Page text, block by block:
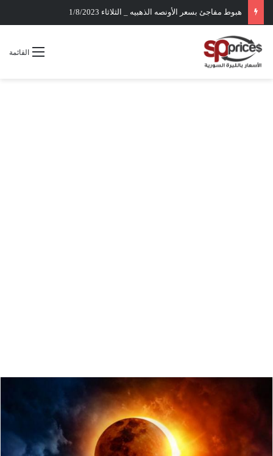
هبوط مفاجئ بسعر الأونصه الذهبيه _ الثلاثاء 1/8/2023
القائمة